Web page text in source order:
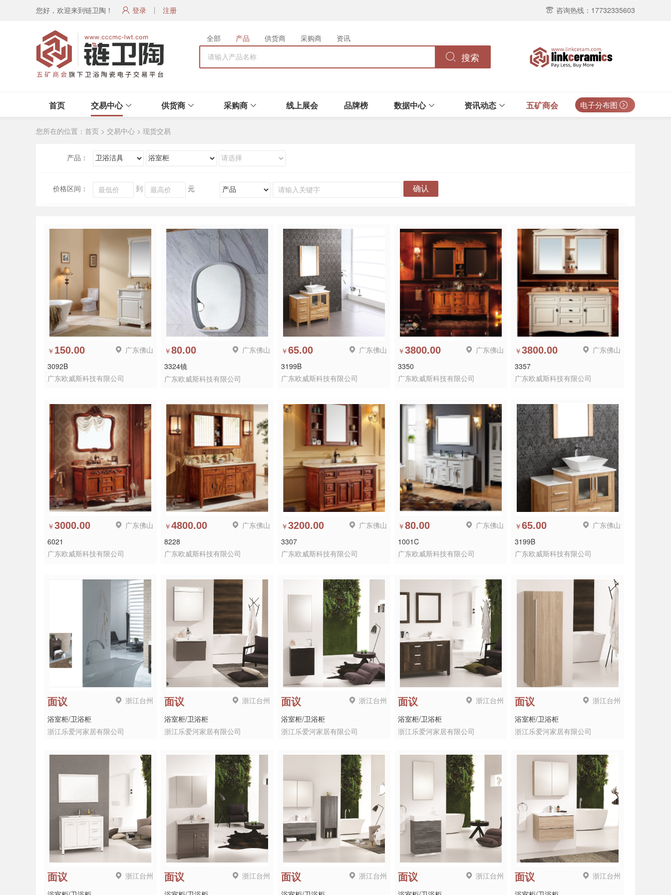
您好，欢迎来到链卫陶！ 登录 注册 咨询热线：17732335603
全部 产品 供货商 采购商
资讯
搜索
首页 交易中心 供货商 采购商 线上展会 品牌榜 数据中心 资讯动态 五矿商会 电子分布图
您所在的位置： 首页 > 交易中心 > 现货交易
产品：
价格区间： 到 元 确认
￥ 150.00
广东佛山
3092B
广东欧威斯科技有限公司
￥80.00
广东佛山
3324镜
广东欧威斯科技有限公司
￥65.00
广东佛山
3199B
广东欧威斯科技有限公司
￥3800.00
广东佛山
3350
广东欧威斯科技有限公司
￥3800.00
广东佛山
3357
广东欧威斯科技有限公司
￥3000.00
广东佛山
6021
广东欧威斯科技有限公司
￥4800.00
广东佛山
8228
广东欧威斯科技有限公司
￥3200.00
广东佛山
3307
广东欧威斯科技有限公司
￥80.00
广东佛山
1001C
广东欧威斯科技有限公司
￥65.00
广东佛山
3199B
广东欧威斯科技有限公司
面议
浙江台州
浴室柜/卫浴柜
浙江乐爱河家居有限公司
面议
浙江台州
浴室柜/卫浴柜
浙江乐爱河家居有限公司
面议
浙江台州
浴室柜/卫浴柜
浙江乐爱河家居有限公司
面议
浙江台州
浴室柜/卫浴柜
浙江乐爱河家居有限公司
面议
浙江台州
浴室柜/卫浴柜
浙江乐爱河家居有限公司
面议
浙江台州
面议
浙江台州
面议
浙江台州
面议
浙江台州
面议
浙江台州